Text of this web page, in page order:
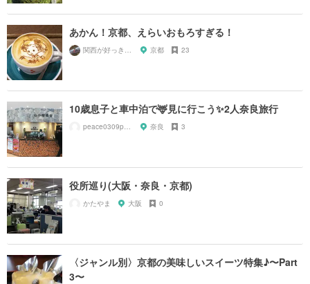
あかん！京都、えらいおもろすぎる！
京都 23
10歳息子と車中泊で🦌見に行こう✨2人奈良旅行
奈良 3
役所巡り(大阪・奈良・京都)
かたやま 大阪 0
〈ジャンル別〉京都の美味しいスイーツ特集♪〜Part
3〜